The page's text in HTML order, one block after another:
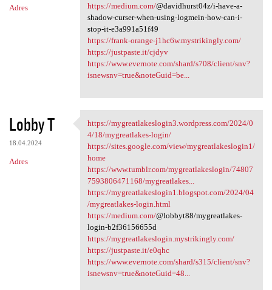
Adres
https://medium.com/@davidhurst04z/i-have-a-
shadow-curser-when-using-logmein-how-can-i-
stop-it-e3a991a51f49
https://frank-orange-j1hc6w.mystrikingly.com/
https://justpaste.it/cjdyv
https://www.evernote.com/shard/s708/client/snv?
isnewsnv=true&noteGuid=be...
Lobby T
18.04.2024
Adres
https://mygreatlakeslogin3
https://mygreatlakeslogin3.wordpress.com/2024/0
4/18/mygreatlakes-login/
https://sites.google.com/view/mygreatlakeslogin1/
home
https://www.tumblr.com/mygreatlakeslogin/74807
7593806471168/mygreatlakes...
https://mygreatlakeslogin1.blogspot.com/2024/04
/mygreatlakes-login.html
https://medium.com/@lobbyt88/mygreatlakes-
login-b2f36156655d
https://mygreatlakeslogin.mystrikingly.com/
https://justpaste.it/e0qhc
https://www.evernote.com/shard/s315/client/snv?
isnewsnv=true&noteGuid=48...